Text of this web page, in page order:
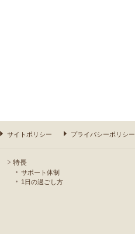
サイトポリシー プライバシーポリシー
特長
サポート体制
1日の過ごし方